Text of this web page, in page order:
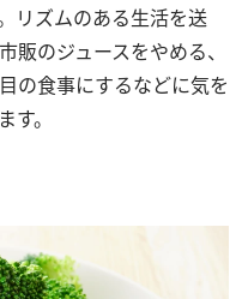
リズムのある生活を送
販のジュースをやめる、
の食事にするなどに気を
。